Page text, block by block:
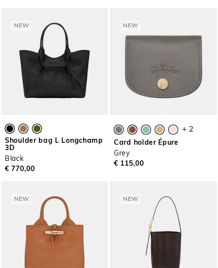
NEW
Shoulder bag L Longchamp
3D
Black
€ 770,00
NEW
+ 2
Card holder Épure
Grey
€ 115,00
NEW NEW